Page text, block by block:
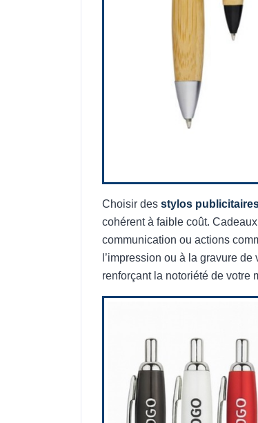
Choisir des stylos
cohérent à faible coût.
communication ou actions
l’impression ou à la gravure
renforçant la notoriété de votre